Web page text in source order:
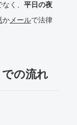
く、 平日の夜
かメールで法律
の流れ